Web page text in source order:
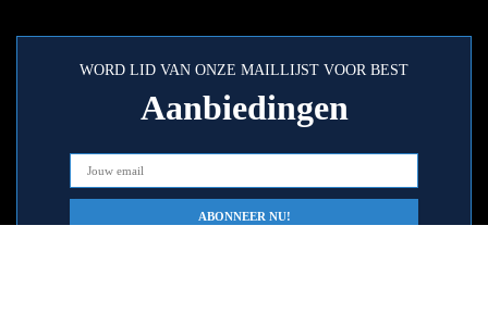
WORD LID VAN ONZE MAILLIJST VOOR BEST
Aanbiedingen